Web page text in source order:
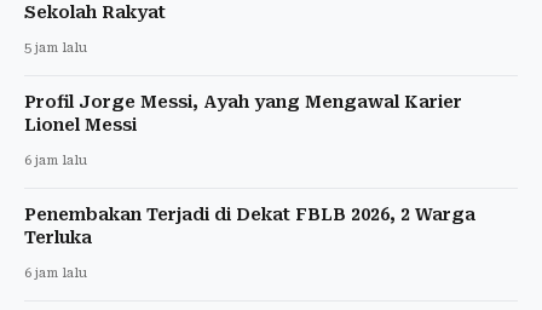
Sekolah Rakyat
5 jam lalu
Profil Jorge Messi, Ayah yang Mengawal Karier
Lionel Messi
6 jam lalu
Penembakan Terjadi di Dekat FBLB 2026, 2 Warga
Terluka
6 jam lalu